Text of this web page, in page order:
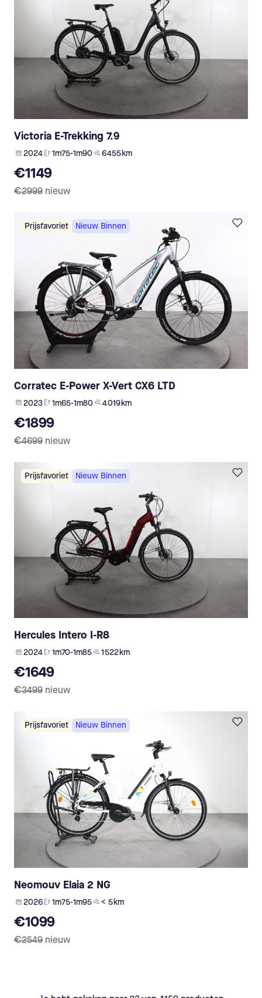
Victoria E-Trekking 7.9
2024 1m75-1m90 6 455 km
€1149
€2999 nieuw
Prijsfavoriet Nieuw Binnen
Corratec E-Power X-Vert CX6 LTD
2023 1m65-1m80 4 019 km
€1899
€4699 nieuw
Prijsfavoriet Nieuw Binnen
Hercules Intero I-R8
2024 1m70-1m85 1 522 km
€1649
€3499 nieuw
Prijsfavoriet Nieuw Binnen
Neomouv Elaia 2 NG
2026 1m75-1m95 < 5 km
€1099
€2549 nieuw